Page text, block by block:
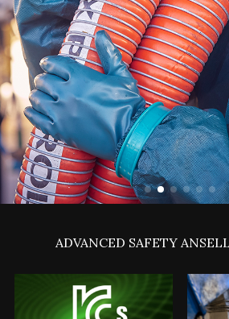
ADVANCED SAFETY